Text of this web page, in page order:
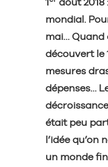
mondial.
mai… Quand
découvert le
mesures
dépenses…
était peu
l’idée qu’on
un monde